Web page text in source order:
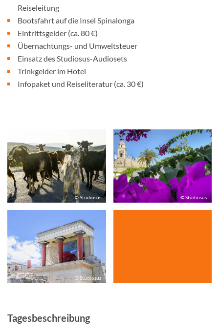
Reiseleitung
Bootsfahrt auf die Insel Spinalonga
Eintrittsgelder (ca. 80 €)
Übernachtungs- und Umweltsteuer
Einsatz des Studiosus-Audiosets
Trinkgelder im Hotel
Infopaket und Reiseliteratur (ca. 30 €)
© Studiosus © Studiosus
© Studiosus
Tagesbeschreibung